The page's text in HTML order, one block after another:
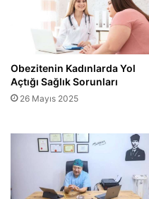
Obezitenin Kadınlarda Yol
Açtığı Sağlık Sorunları
26 Mayıs 2025